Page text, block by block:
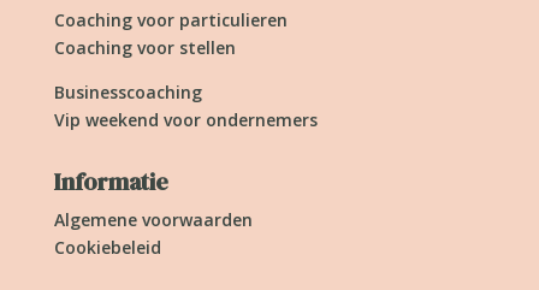
Coaching voor particulieren
Coaching voor stellen
Businesscoaching
Vip weekend voor ondernemers
Informatie
Algemene voorwaarden
Cookiebeleid